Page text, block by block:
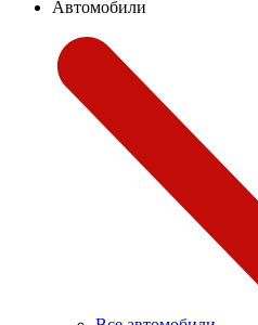
Автомобили